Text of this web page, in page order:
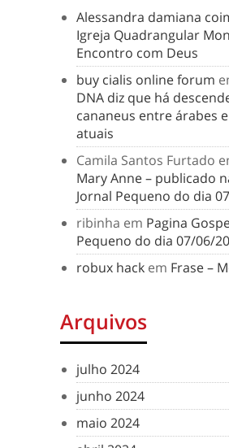
Alessandra damiana
Igreja Quadrangular
Encontro com Deus
buy cialis online forum
DNA diz que há
cananeus entre árabes
atuais
Camila Santos Furtado
Mary Anne – publicado
Jornal Pequeno do dia
ribinha em Pagina
Pequeno do dia 07/06/
robux hack em Frase –
Arquivos
julho 2024
junho 2024
maio 2024